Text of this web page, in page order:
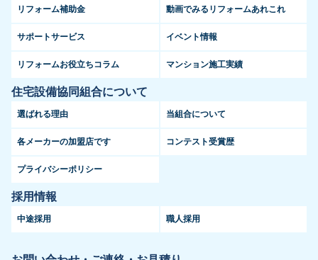
リフォーム補助金 動画でみるリフォームあれこれ
サポートサービス イベント情報
リフォームお役立ちコラム マンション施工実績
住宅設備協同組合について
選ばれる理由 当組合について
各メーカーの加盟店です コンテスト受賞歴
プライバシーポリシー
採用情報
中途採用 職人採用